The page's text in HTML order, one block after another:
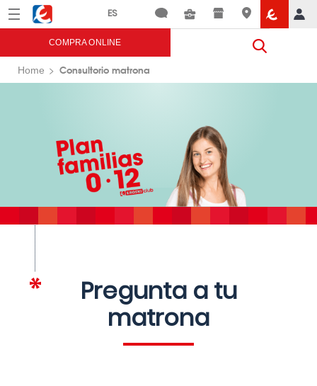
Menú Eroski
COMPRA ONLINE
Home Consultorio matrona
Pregunta a tu
matrona